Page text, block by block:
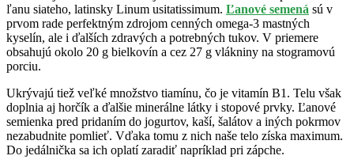
ľanu siateho, latinsky Linum usitatissimum. Ľanové semená sú v
prvom rade perfektným zdrojom cenných omega-3 mastných
kyselín, ale i ďalších zdravých a potrebných tukov. V priemere
obsahujú okolo 20 g bielkovín a cez 27 g vlákniny na stogramovú
porciu.
Ukrývajú tiež veľké množstvo tiamínu, čo je vitamín B1. Telu však
doplnia aj horčík a ďalšie minerálne látky i stopové prvky. Ľanové
semienka pred pridaním do jogurtov, kaší, šalátov a iných pokrmov
nezabudnite pomlieť. Vďaka tomu z nich naše telo získa maximum.
Do jedálnička sa ich oplatí zaradiť napríklad pri zápche.